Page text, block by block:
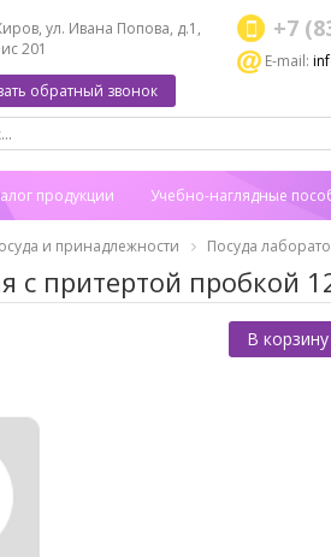
ул. Ивана Попова, д.1,
201
+7
E-mail:
обратный звонок
продукции Учебно-наглядные
и принадлежности Посуда
с притертой пробкой
В корзину